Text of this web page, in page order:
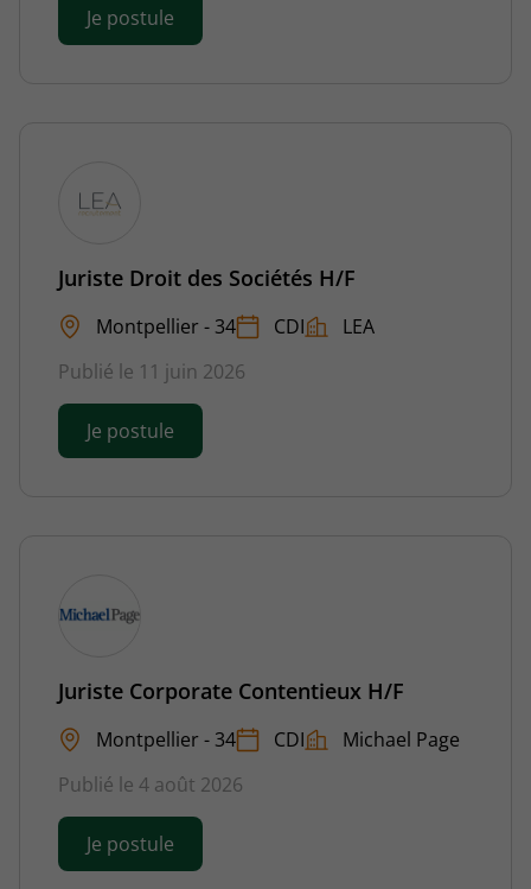
Je postule
Juriste Droit des Sociétés H/F
Montpellier - 34 CDI
LEA
Publié le 11 juin 2026
Je postule
Juriste Corporate Contentieux H/F
Montpellier - 34 CDI
Michael Page
Publié le 4 août 2026
Je postule